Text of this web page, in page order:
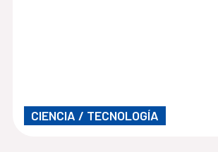
CIENCIA / TECNOLOGÍA